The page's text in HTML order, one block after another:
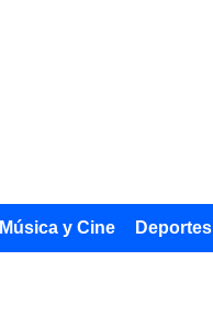
Música y Cine Deportes